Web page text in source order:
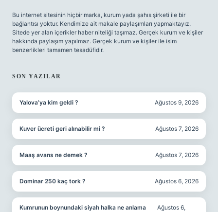
Bu internet sitesinin hiçbir marka, kurum yada şahıs şirketi ile bir
bağlantısı yoktur. Kendimize ait makale paylaşımları yapmaktayız.
Sitede yer alan içerikler haber niteliği taşımaz. Gerçek kurum ve kişiler
hakkında paylaşım yapılmaz. Gerçek kurum ve kişiler ile isim
benzerlikleri tamamen tesadüfidir.
SON YAZILAR
Yalova’ya kim geldi ? Ağustos 9, 2026
Kuver ücreti geri alınabilir mi ? Ağustos 7, 2026
Maaş avans ne demek ? Ağustos 7, 2026
Dominar 250 kaç tork ? Ağustos 6, 2026
Kumrunun boynundaki siyah halka ne anlama
Ağustos 6,